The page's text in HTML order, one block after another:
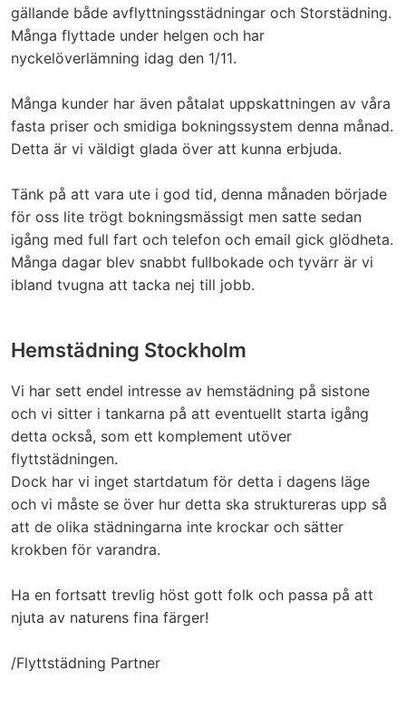
gällande både avflyttningsstädningar och Storstädning.
Många flyttade under helgen och har
nyckelöverlämning idag den 1/11.
Många kunder har även påtalat uppskattningen av våra
fasta priser och smidiga bokningssystem denna månad.
Detta är vi väldigt glada över att kunna erbjuda.
Tänk på att vara ute i god tid, denna månaden började
för oss lite trögt bokningsmässigt men satte sedan
igång med full fart och telefon och email gick glödheta.
Många dagar blev snabbt fullbokade och tyvärr är vi
ibland tvugna att tacka nej till jobb.
Hemstädning Stockholm
Vi har sett endel intresse av hemstädning på sistone
och vi sitter i tankarna på att eventuellt starta igång
detta också, som ett komplement utöver
flyttstädningen.
Dock har vi inget startdatum för detta i dagens läge
och vi måste se över hur detta ska struktureras upp så
att de olika städningarna inte krockar och sätter
krokben för varandra.
Ha en fortsatt trevlig höst gott folk och passa på att
njuta av naturens fina färger!
/Flyttstädning Partner